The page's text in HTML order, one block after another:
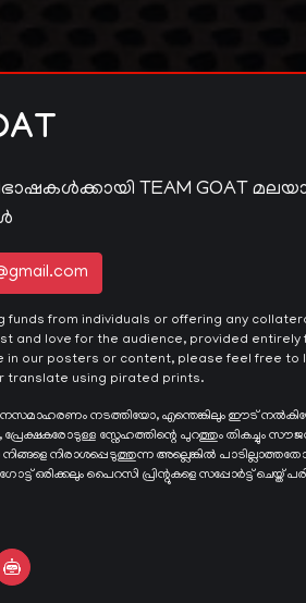
TEAM GOAT
from individuals or offering any
and love for the audience, provided entirely
our posters or content, please feel free to
translate using pirated prints.
ധനസമാഹരണം നടത്തിയോ, എന്തെങ്കിലും ഈട്
സ്നേഹത്തിന്റെ പുറത്തും തികച്ചും
നിരാശപ്പെടുത്തുന്ന അല്ലെങ്കിൽ
ഒരിക്കലും പൈറസി പ്രിന്റുകളെ സപ്പോർട്ട് ചെയ്ത്